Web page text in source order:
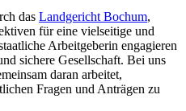
das Landgericht Bochum,
für eine vielseitige und
Arbeitgeberin engagieren
sichere Gesellschaft. Bei uns
daran arbeitet,
Fragen und Anträgen zu